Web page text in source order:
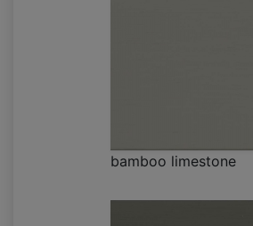
bamboo limestone